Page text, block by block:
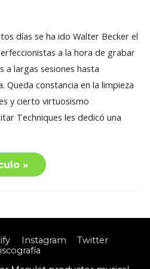
días se ha ido Walter Becker el
a la hora de grabar
a largas sesiones hasta
constancia en la limpieza
y cierto virtuosismo
Techniques les dedicó una
»
Instagram
Twitter